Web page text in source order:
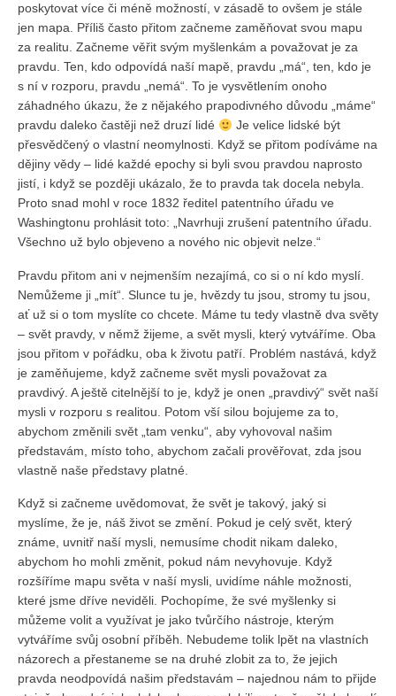
poskytovat více či méně možností, v zásadě to ovšem je stále
jen mapa. Příliš často přitom začneme zaměňovat svou mapu
za realitu. Začneme věřit svým myšlenkám a považovat je za
pravdu. Ten, kdo odpovídá naší mapě, pravdu „má“, ten, kdo je
s ní v rozporu, pravdu „nemá“. To je vysvětlením onoho
záhadného úkazu, že z nějakého prapodivného důvodu „máme“
pravdu daleko častěji než druzí lidé
Je velice lidské být
přesvědčený o vlastní neomylnosti. Když se přitom podíváme na
dějiny vědy – lidé každé epochy si byli svou pravdou naprosto
jistí, i když se později ukázalo, že to pravda tak docela nebyla.
Proto snad mohl v roce 1832 ředitel patentního úřadu ve
Washingtonu prohlásit toto: „Navrhuji zrušení patentního úřadu.
Všechno už bylo objeveno a nového nic objevit nelze.“
Pravdu přitom ani v nejmenším nezajímá, co si o ní kdo myslí.
Nemůžeme ji „mít“. Slunce tu je, hvězdy tu jsou, stromy tu jsou,
ať už si o tom myslíte co chcete. Máme tu tedy vlastně dva světy
– svět pravdy, v němž žijeme, a svět mysli, který vytváříme. Oba
jsou přitom v pořádku, oba k životu patří. Problém nastává, když
je zaměňujeme, když začneme svět mysli považovat za
pravdivý. A ještě citelnější to je, když je onen „pravdivý“ svět naší
mysli v rozporu s realitou. Potom vší silou bojujeme za to,
abychom změnili svět „tam venku“, aby vyhovoval našim
představám, místo toho, abychom začali prověřovat, zda jsou
vlastně naše představy platné.
Když si začneme uvědomovat, že svět je takový, jaký si
myslíme, že je, náš život se změní. Pokud je celý svět, který
známe, uvnitř naší mysli, nemusíme chodit nikam daleko,
abychom ho mohli změnit, pokud nám nevyhovuje. Když
rozšíříme mapu světa v naší mysli, uvidíme náhle možnosti,
které jsme dříve neviděli. Pochopíme, že své myšlenky si
můžeme volit a využívat je jako tvůrčího nástroje, kterým
vytváříme svůj osobní příběh. Nebudeme tolik lpět na vlastních
názorech a přestaneme se na druhé zlobit za to, že jejich
pravda neodpovídá našim představám – najednou nám to přijde